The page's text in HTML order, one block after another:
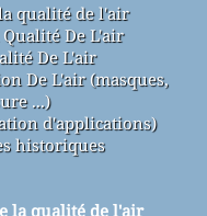
qualité de l'air
De L'air
De L'air
De L'air (masques,
...)
d'applications)
historiques
la qualité de l'air